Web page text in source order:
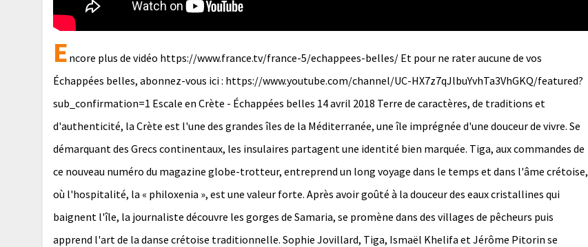
Encore plus de vidéo https://www.france.tv/france-5/echappees-belles/ Et pour ne rater aucune de vos
Échappées belles, abonnez-vous ici : https://www.youtube.com/channel/UC-HX7z7qJlbuYvhTa3VhGKQ/featured?
sub_confirmation=1 Escale en Crète - Échappées belles 14 avril 2018 Terre de caractères, de traditions et
d'authenticité, la Crète est l'une des grandes îles de la Méditerranée, une île imprégnée d'une douceur de vivre. Se
démarquant des Grecs continentaux, les insulaires partagent une identité bien marquée. Tiga, aux commandes de
ce nouveau numéro du magazine globe-trotteur, entreprend un long voyage dans le temps et dans l'âme crétoise,
où l'hospitalité, la « philoxenia », est une valeur forte. Après avoir goûté à la douceur des eaux cristallines qui
baignent l'île, la journaliste découvre les gorges de Samaria, se promène dans des villages de pêcheurs puis
apprend l'art de la danse crétoise traditionnelle. Sophie Jovillard, Tiga, Ismaël Khelifa et Jérôme Pitorin se